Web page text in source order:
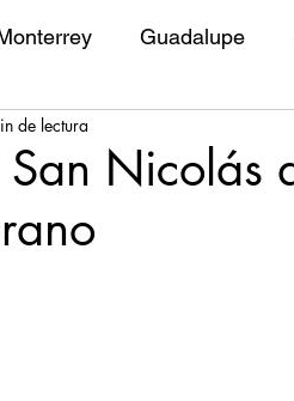
Guadalupe
San Pedro Garza Garcia
Principal
Nicolás
de lectura